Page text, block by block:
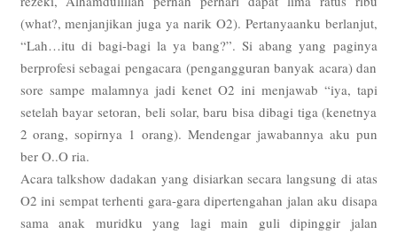
(what?, menjanjikan juga ya narik O2). Pertanyaanku berlanjut,
“Lah…itu di bagi-bagi la ya bang?”. Si abang yang paginya
berprofesi sebagai pengacara (pengangguran banyak acara) dan
sore sampe malamnya jadi kenet O2 ini menjawab “iya, tapi
setelah bayar setoran, beli solar, baru bisa dibagi tiga (kenetnya
2 orang, sopirnya 1 orang). Mendengar jawabannya aku pun
ber O..O ria.
Acara talkshow dadakan yang disiarkan secara langsung di atas
O2 ini sempat terhenti gara-gara dipertengahan jalan aku disapa
sama anak muridku yang lagi main guli dipinggir jalan